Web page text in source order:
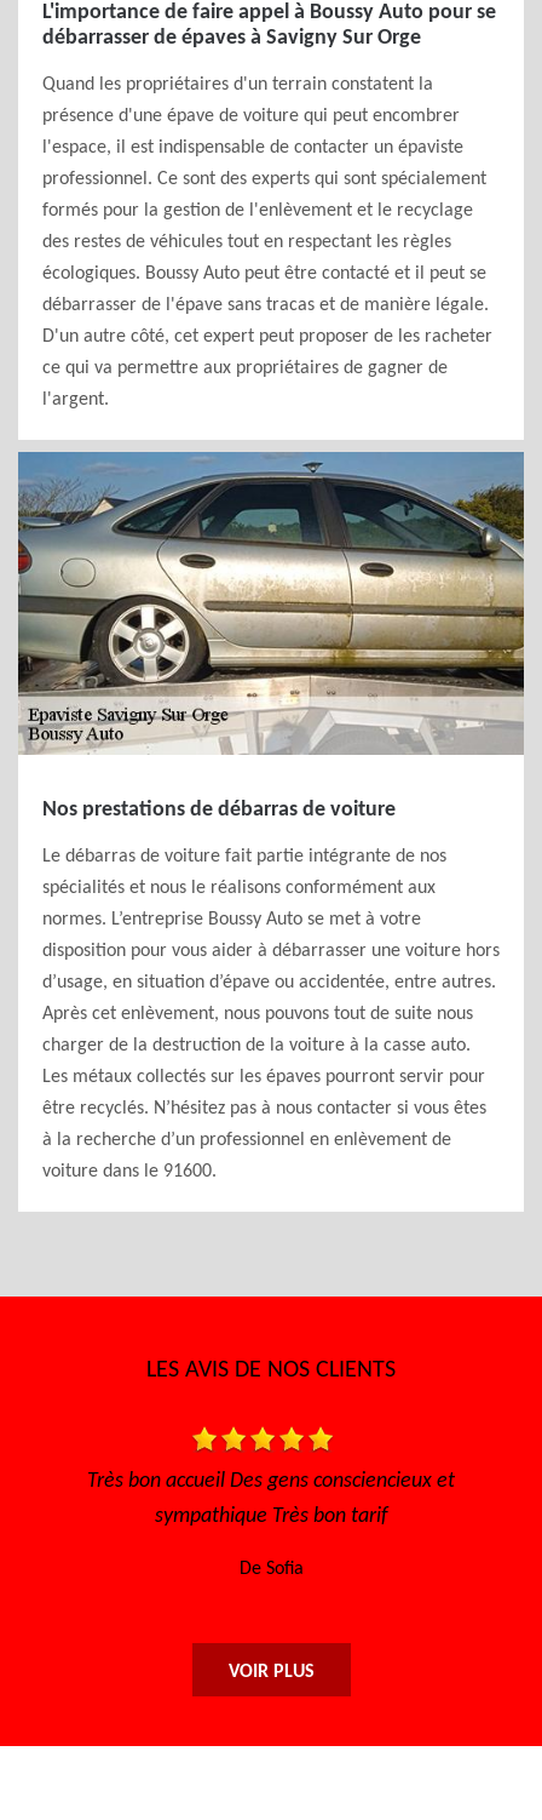
L'importance de faire appel à Boussy Auto pour se
débarrasser de épaves à Savigny Sur Orge
Quand les propriétaires d'un terrain constatent la
présence d'une épave de voiture qui peut encombrer
l'espace, il est indispensable de contacter un épaviste
professionnel. Ce sont des experts qui sont spécialement
formés pour la gestion de l'enlèvement et le recyclage
des restes de véhicules tout en respectant les règles
écologiques. Boussy Auto peut être contacté et il peut se
débarrasser de l'épave sans tracas et de manière légale.
D'un autre côté, cet expert peut proposer de les racheter
ce qui va permettre aux propriétaires de gagner de
l'argent.
Nos prestations de débarras de voiture
Le débarras de voiture fait partie intégrante de nos
spécialités et nous le réalisons conformément aux
normes. L’entreprise Boussy Auto se met à votre
disposition pour vous aider à débarrasser une voiture hors
d’usage, en situation d’épave ou accidentée, entre autres.
Après cet enlèvement, nous pouvons tout de suite nous
charger de la destruction de la voiture à la casse auto.
Les métaux collectés sur les épaves pourront servir pour
être recyclés. N’hésitez pas à nous contacter si vous êtes
à la recherche d’un professionnel en enlèvement de
voiture dans le 91600.
LES AVIS DE NOS CLIENTS
Très bon accueil, rapide pour avoir un rendez
l'écoute Disponible, sérieux et efficace...
VOIR PLUS